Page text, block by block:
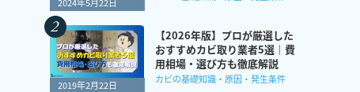
2019年2月22日
【2026年版】プロが厳選した
おすすめカビ取り業者5選｜費
用相場・選び方も徹底解説
カビの基礎知識・原因・発生条件